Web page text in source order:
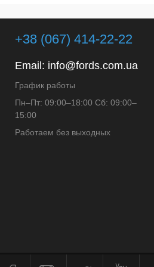
+38 (067) 414-22-22
Email: info@fords.com.ua
График работы
Пн–Пт: 09:00–18:00 Сб: 09:00–
15:00
Работаем без выходных